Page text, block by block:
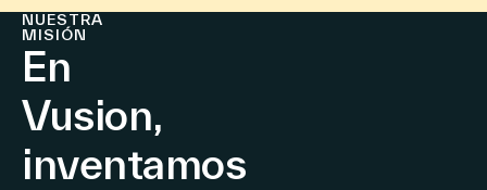
Contáctenos
NUESTRA
MISIÓN
En
Vusion,
inventamos